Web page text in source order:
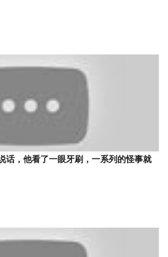
话，他看了一眼牙刷，一系列的怪事就